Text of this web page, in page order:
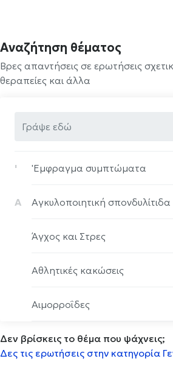
Αναζήτηση θέματος
Βρες απαντήσεις σε ερωτήσεις
θεραπείες και άλλα
' 'Eμφραγμα συμπτώματα
Α Αγκυλοποιητική σπονδυλίτιδα
Άγχος και Στρες
Αθλητικές κακώσεις
Αιμορροΐδες
Αισθητηριακη ολοκλήρωση
Δεν βρίσκεις το θέμα που ψάχνεις;
Δες τις ερωτήσεις στην κατηγορία